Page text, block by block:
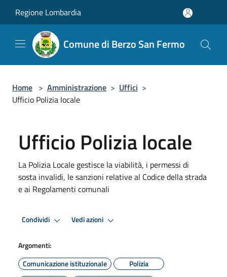
Regione Lombardia
Comune di Berzo San Fermo
Home > Amministrazione > Uffici >
Ufficio Polizia locale
Ufficio Polizia locale
La Polizia Locale gestisce la viabilità, i permessi di
sosta invalidi, le sanzioni relative al Codice della strada
e ai Regolamenti comunali
Condividi Vedi azioni
Argomenti:
Comunicazione istituzionale
Polizia